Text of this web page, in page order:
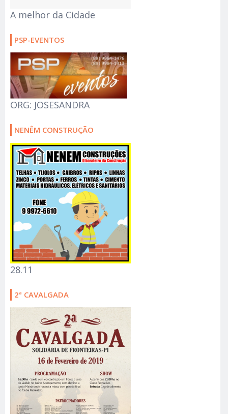
A melhor da Cidade
PSP-EVENTOS
ORG: JOSESANDRA
NENÊM CONSTRUÇÃO
28.11
2ª CAVALGADA